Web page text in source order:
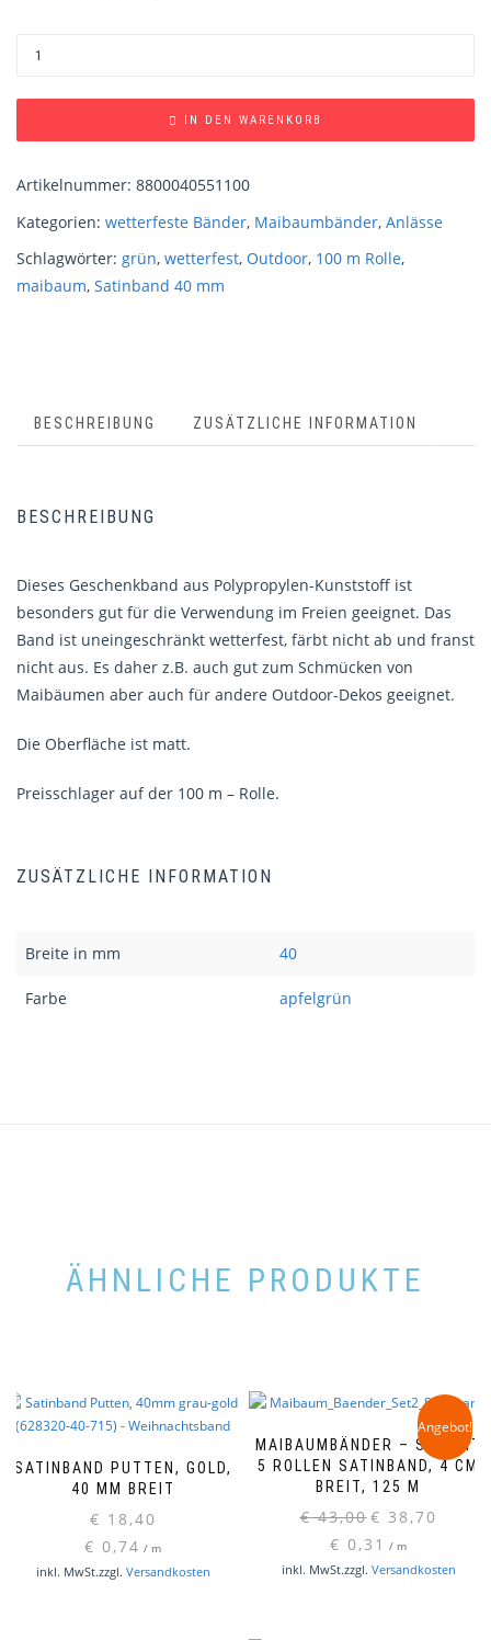
IN DEN WARENKORB
Artikelnummer: 8800040551100
Kategorien: wetterfeste Bänder, Maibaumbänder, Anlässe
Schlagwörter: grün, wetterfest, Outdoor, 100 m Rolle,
maibaum, Satinband 40 mm
BESCHREIBUNG ZUSÄTZLICHE INFORMATION
BESCHREIBUNG
Dieses Geschenkband aus Polypropylen-Kunststoff ist
besonders gut für die Verwendung im Freien geeignet. Das
Band ist uneingeschränkt wetterfest, färbt nicht ab und franst
nicht aus. Es daher z.B. auch gut zum Schmücken von
Maibäumen aber auch für andere Outdoor-Dekos geeignet.
Die Oberfläche ist matt.
Preisschlager auf der 100 m – Rolle.
ZUSÄTZLICHE INFORMATION
Breite in mm 40
Farbe apfelgrün
ÄHNLICHE PRODUKTE
SATINBAND PUTTEN, GOLD,
40 MM BREIT
€ 18,40
€ 0,74 / m
inkl. MwSt.zzgl. Versandkosten
MAIBAUMBÄNDER – SET MIT
5 ROLLEN SATINBAND, 4 CM
BREIT, 125 M
Angebot!
€43,00 Ursprünglicher
Preis
€ 38,70
€ 0,31 / m
inkl. MwSt.zzgl. Versandkosten